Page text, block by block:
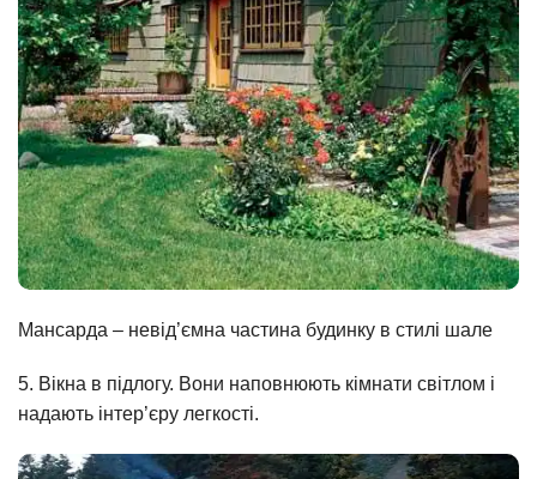
Мансарда – невід’ємна частина будинку в стилі шале
5. Вікна в підлогу. Вони наповнюють кімнати світлом і
надають інтер’єру легкості.